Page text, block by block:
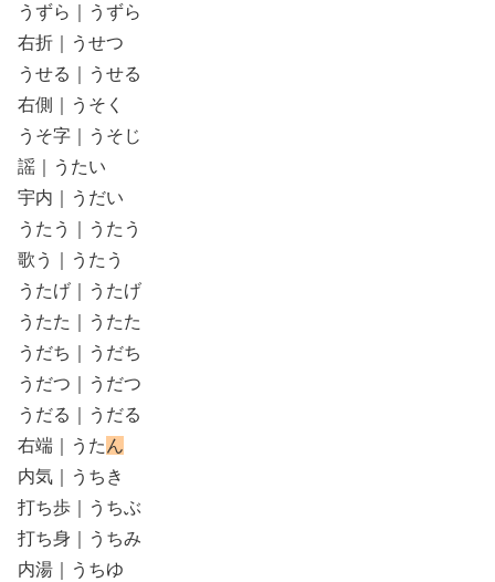
うずら｜うずら
右折｜うせつ
うせる｜うせる
右側｜うそく
うそ字｜うそじ
謡｜うたい
宇内｜うだい
うたう｜うたう
歌う｜うたう
うたげ｜うたげ
うたた｜うたた
うだち｜うだち
うだつ｜うだつ
うだる｜うだる
右端｜うた ん
内気｜うちき
打ち歩｜うちぶ
打ち身｜うちみ
内湯｜うちゆ